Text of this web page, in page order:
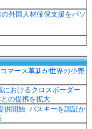
外国人材確保支援をパソ
マース革新が世界の小売
おけるクロスボーダー
の提携を拡大
供開始 パスキーを認証か